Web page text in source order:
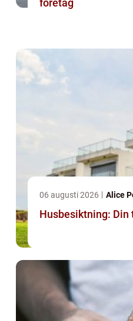
företag
06 augusti 2026 Alice
Husbesiktning: Din